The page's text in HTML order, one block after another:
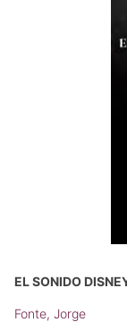
EL SONIDO
Fonte, Jorge